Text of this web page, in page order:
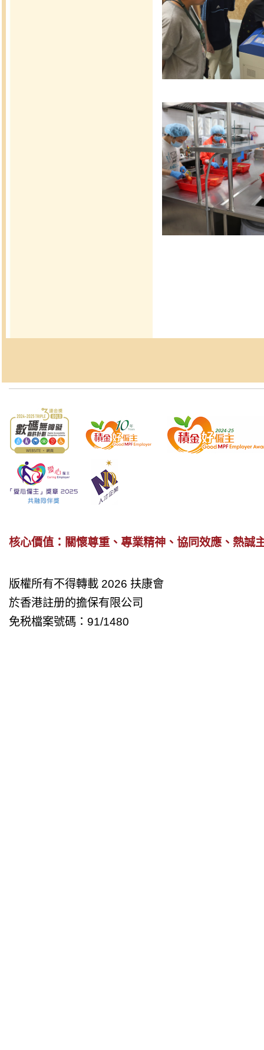
核心價值：關懷尊重、專業精神、協同效應、熱誠
版權所有不得轉載 2026 扶康會
於香港註册的擔保有限公司
免税檔案號碼：91/1480